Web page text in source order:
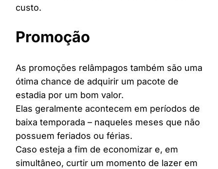
custo.
Promoção
As promoções relâmpagos também são uma
ótima chance de adquirir um pacote de
estadia por um bom valor.
Elas geralmente acontecem em períodos de
baixa temporada – naqueles meses que não
possuem feriados ou férias.
Caso esteja a fim de economizar e, em
simultâneo, curtir um momento de lazer em